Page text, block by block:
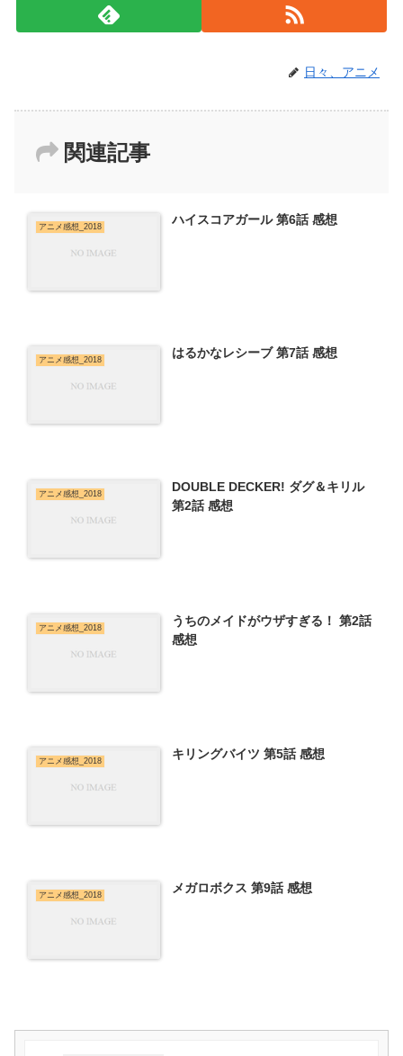
日々、アニメ
関連記事
アニメ感想_2018 ハイスコアガール 第6話 感想
アニメ感想_2018 はるかなレシーブ 第7話 感想
アニメ感想_2018
DOUBLE DECKER! ダグ＆キリル
第2話 感想
アニメ感想_2018
うちのメイドがウザすぎる！ 第2話
感想
アニメ感想_2018 キリングバイツ 第5話 感想
アニメ感想_2018 メガロボクス 第9話 感想